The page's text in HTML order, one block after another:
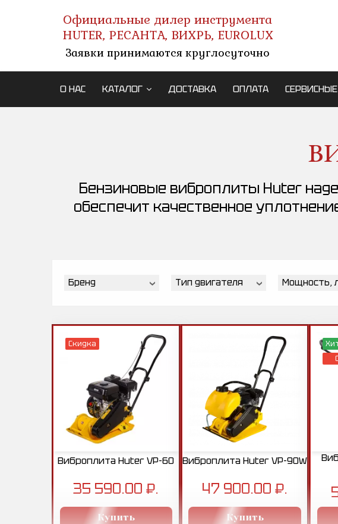
Официальные дилер инструмента
HUTER, РЕСАНТА, ВИХРЬ, EUROLUX
Заявки принимаются круглосуточно
О НАС КАТАЛОГ ДОСТАВКА ОПЛАТА
Бензиновые виброплиты Huter
обеспечит качественное
Бренд Тип двигателя Мощность,
Скидка
Виброплита Huter VP-60
35 590.00 ₽.
Купить
Виброплита Huter VP-90W
47 900.00 ₽.
Купить